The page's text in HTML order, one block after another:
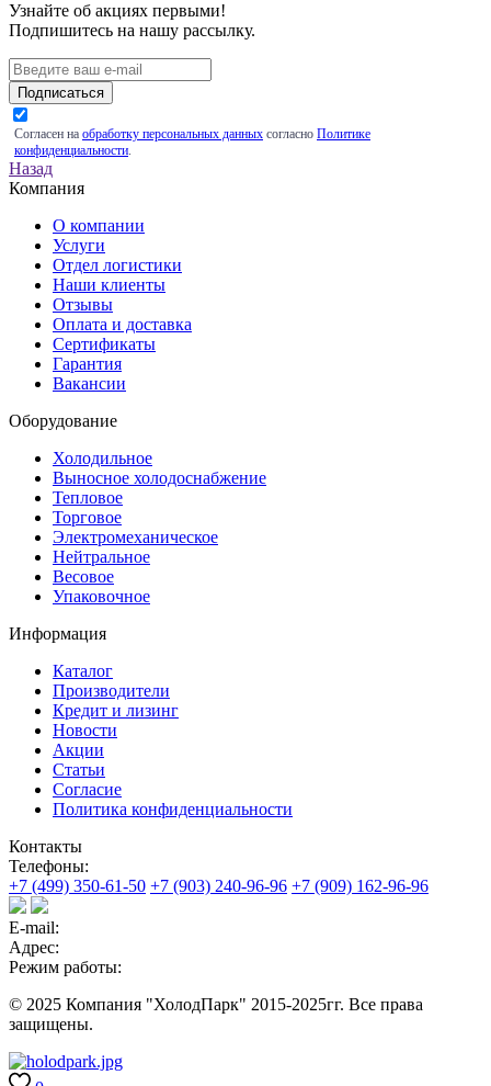
Узнайте об акциях первыми!
Подпишитесь на нашу рассылку.
Подписаться
Согласен на обработку персональных данных согласно Политике
конфиденциальности.
Назад
Компания
О компании
Услуги
Отдел логистики
Наши клиенты
Отзывы
Оплата и доставка
Сертификаты
Гарантия
Вакансии
Оборудование
Холодильное
Выносное холодоснабжение
Тепловое
Торговое
Электромеханическое
Нейтральное
Весовое
Упаковочное
Информация
Каталог
Производители
Кредит и лизинг
Новости
Акции
Статьи
Согласие
Политика конфиденциальности
Контакты
Телефоны:
+7 (499) 350-61-50 +7 (903) 240-96-96 +7 (909) 162-96-96
E-mail:
Адрес:
Режим работы:
© 2025 Компания "ХолодПарк" 2015-2025гг. Все права
защищены.